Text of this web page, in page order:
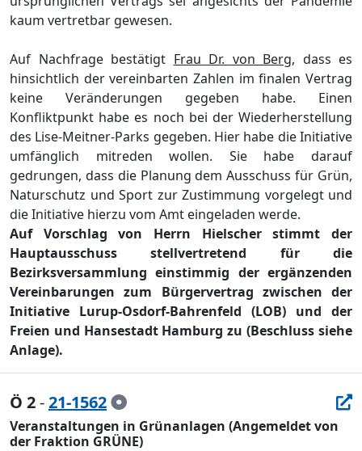
kaum vertretbar gewesen.
Auf Nachfrage bestätigt Frau Dr. von Berg, dass es
hinsichtlich der vereinbarten Zahlen im finalen Vertrag
keine Veränderungen gegeben habe. Einen
Konfliktpunkt habe es noch bei der Wiederherstellung
des Lise-Meitner-Parks gegeben. Hier habe die Initiative
umfänglich mitreden wollen. Sie habe darauf
gedrungen, dass die Planung demAusschuss für Grün,
Naturschutz und Sport zur Zustimmung vorgelegt und
die Initiative hierzu vom Amt eingeladen werde.
Auf Vorschlag von Herrn Hielscher stimmt der
Hauptausschuss stellvertretend für die
Bezirksversammlung einstimmig der ergänzenden
Vereinbarungen zum Bürgervertrag zwischen der
Initiative Lurup-Osdorf-Bahrenfeld (LOB) und der
Freien und Hansestadt Hamburg zu (Beschluss siehe
Anlage).
Ö 2-21-1562
Veranstaltungen in Grünanlagen (Angemeldet von
der Fraktion GRÜNE)